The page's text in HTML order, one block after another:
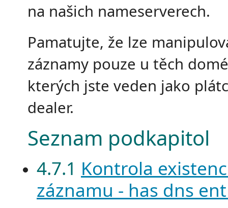
na našich nameserverech.
Pamatujte, že lze
záznamy pouze u těch
kterých jste veden jako
dealer.
Seznam podkapitol
4.7.1 Kontrola
záznamu - has dns